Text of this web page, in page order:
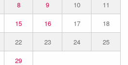
8 9 10
11
15 16 17
18
22 23 24
25
29